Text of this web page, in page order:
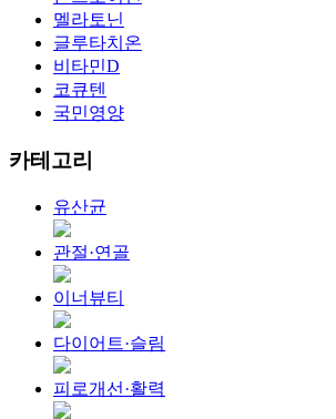
멜라토닌
글루타치온
비타민D
코큐텐
국민영양
카테고리
유산균
관절·연골
이너뷰티
다이어트·슬림
피로개선·활력